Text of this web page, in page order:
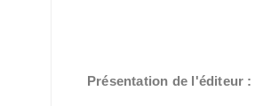
Présentation de l'éditeur :